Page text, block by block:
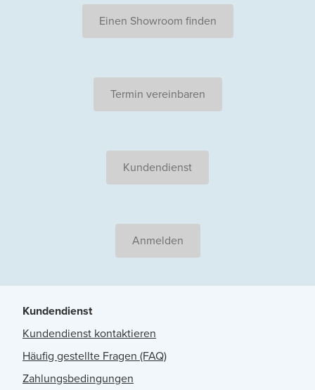
Einen Showroom finden
Termin vereinbaren
Kundendienst
Anmelden
Kundendienst
Kundendienst kontaktieren
Häufig gestellte Fragen (FAQ)
Zahlungsbedingungen